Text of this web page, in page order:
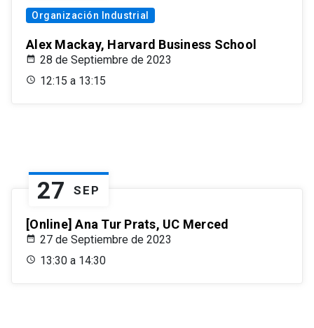
Organización Industrial
Alex Mackay, Harvard Business School
28 de Septiembre de 2023
12:15 a 13:15
27 SEP
[Online] Ana Tur Prats, UC Merced
27 de Septiembre de 2023
13:30 a 14:30